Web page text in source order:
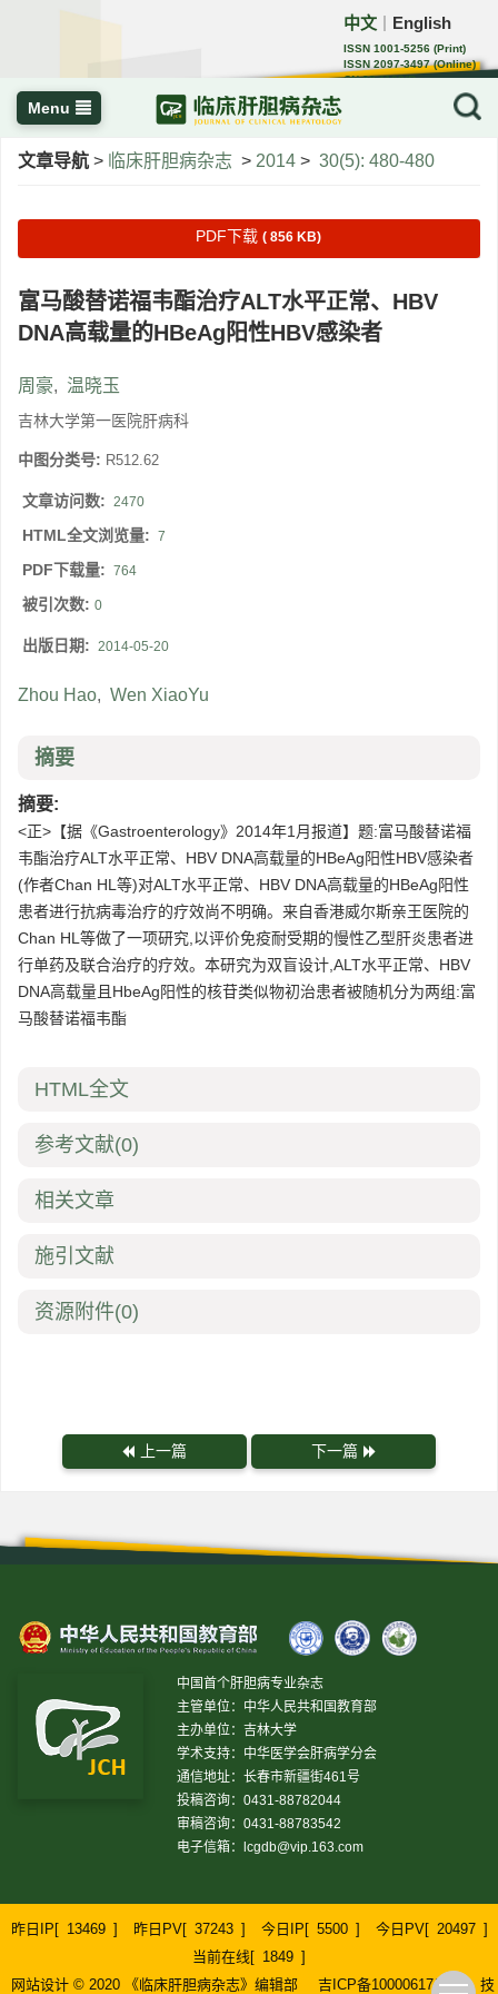
中文 English
ISSN 1001-5256 (Print)
ISSN 2097-3497 (Online)
CN 22-1108/R
Menu
文章导航 > 临床肝胆病杂志 > 2014 > 30(5): 480-480
PDF下载 ( 856 KB)
富马酸替诺福韦酯治疗ALT水平正常、HBV
DNA高载量的HBeAg阳性HBV感染者
周豪, 温晓玉
吉林大学第一医院肝病科
中图分类号: R512.62
文章访问数: 2470
HTML全文浏览量: 7
PDF下载量: 764
被引次数: 0
出版日期: 2014-05-20
Zhou Hao, Wen XiaoYu
摘要
摘要:
<正>【据《Gastroenterology》2014年1月报道】题:富马酸替诺福
韦酯治疗ALT水平正常、HBV DNA高载量的HBeAg阳性HBV感染者
(作者Chan HL等)对ALT水平正常、HBV DNA高载量的HBeAg阳性
患者进行抗病毒治疗的疗效尚不明确。来自香港威尔斯亲王医院的
Chan HL等做了一项研究,以评价免疫耐受期的慢性乙型肝炎患者进
行单药及联合治疗的疗效。本研究为双盲设计,ALT水平正常、HBV
DNA高载量且HbeAg阳性的核苷类似物初治患者被随机分为两组:富
马酸替诺福韦酯
HTML全文
参考文献(0)
相关文章
施引文献
资源附件(0)
上一篇 下一篇
中国首个肝胆病专业杂志
主管单位：中华人民共和国教育部
主办单位：吉林大学
学术支持：中华医学会肝病学分会
通信地址：长春市新疆街461号
投稿咨询：0431-88782044
审稿咨询：0431-88783542
电子信箱：
lcgdb@vip.163.com
昨日IP[ 13469 ] 昨日PV[ 37243 ] 今日IP[ 5500 ] 今日PV[ 20497 ]
当前在线[ 1849 ]
网站设计 © 2020 《临床肝胆病杂志》编辑部
吉ICP备10000617号-1 技